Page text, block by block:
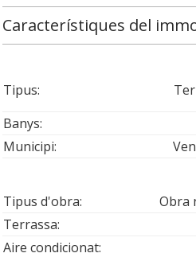
Característiques del
Tipus:
Banys:
Municipi:
Tipus d'obra: Obra
Terrassa:
Aire condicionat: